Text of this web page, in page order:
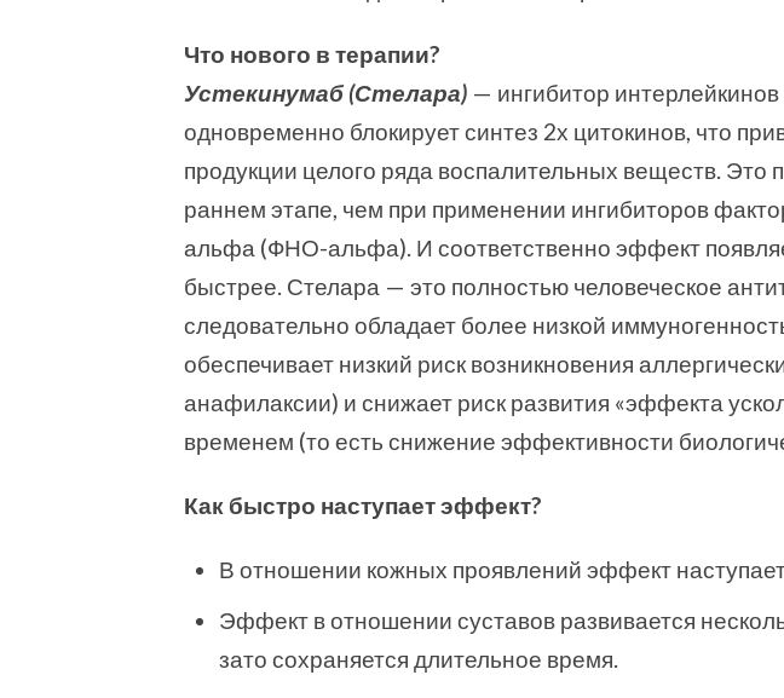
Что нового в терапии?
Устекинумаб (Стелара) — ингибитор
одновременно блокирует синтез 2х цитокинов, что
продукции целого ряда воспалительных веществ. Это
раннем этапе, чем при применении ингибиторов
альфа (ФНО-альфа). И соответственно эффект
быстрее. Стелара — это полностью человеческое
следовательно обладает более низкой
обеспечивает низкий риск возникновения
анафилаксии) и снижает риск развития «эффекта
временем (то есть снижение эффективности
Как быстро наступает эффект?
В отношении кожных проявлений эффект
Эффект в отношении суставов развивается
зато сохраняется длительное время.